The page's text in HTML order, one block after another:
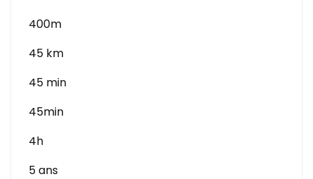
400m
45 km
45 min
45min
4h
5 ans